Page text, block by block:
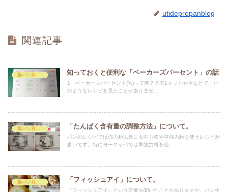
utidepropanblog
関連記事
製パン豆知識 知っておくと便利な「ベーカーズパーセント」の話
1、ベーカーズパーセント(%)って何？？表1ネットや本などで、↑↑
のようなレシピを見たことがありませ...
「たんぱく含有量の調整方法」について。
パンのレシピでは強力粉以外にも中力粉や準強力粉を使うレシピが
多いです。特にヨーロッパでは準強力粉を使...
製パン豆知識 「フィッシュアイ」について。
「フィッシュアイ」という言葉を聞いたことがありますか。パン生